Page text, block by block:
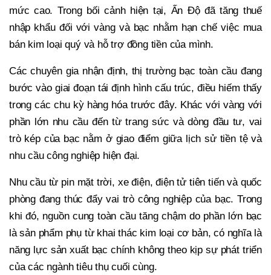
mức cao. Trong bối cảnh hiện tại, Ấn Độ đã tăng thuế
nhập khẩu đối với vàng và bạc nhằm hạn chế việc mua
bán kim loại quý và hỗ trợ đồng tiền của mình.
Các chuyên gia nhận định, thị trường bạc toàn cầu đang
bước vào giai đoạn tái định hình cấu trúc, điều hiếm thấy
trong các chu kỳ hàng hóa trước đây. Khác với vàng với
phần lớn nhu cầu đến từ trang sức và dòng đầu tư, vai
trò kép của bạc nằm ở giao điểm giữa lịch sử tiền tệ và
nhu cầu công nghiệp hiện đại.
Nhu cầu từ pin mặt trời, xe điện, điện tử tiên tiến và quốc
phòng đang thúc đẩy vai trò công nghiệp của bạc. Trong
khi đó, nguồn cung toàn cầu tăng chậm do phần lớn bạc
là sản phẩm phụ từ khai thác kim loại cơ bản, có nghĩa là
năng lực sản xuất bạc chính không theo kịp sự phát triển
của các ngành tiêu thụ cuối cùng.